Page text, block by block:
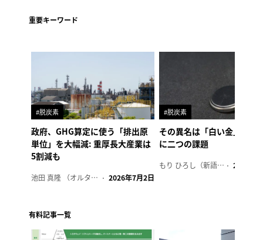
重要キーワード
#脱炭素
政府、GHG算定に使う「排出原
単位」を大幅減: 重厚長大産業は
5割減も
池田 真隆 （オルタナ輪番編集長） 2026年7月2日
#脱炭素
その異名は「白い金」、リ
に二つの課題
もり ひろし（新語ウォッチャー） 2023年7
有料記事一覧